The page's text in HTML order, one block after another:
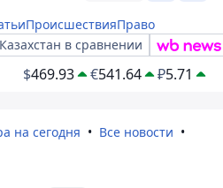
ПроисшествияПраво
в сравнении
$469.93 €541.64 ₽5.71
на сегодня
Все новости